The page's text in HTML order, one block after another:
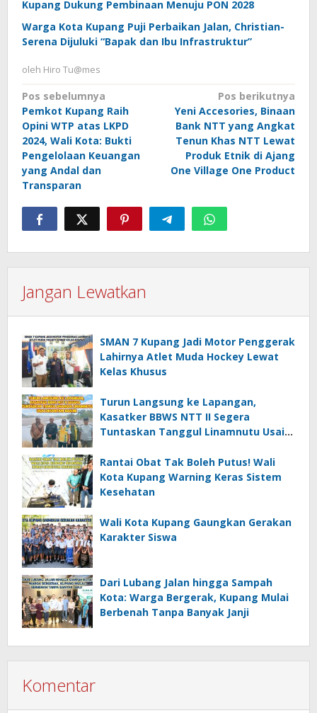
Kupang Dukung Pembinaan Menuju PON 2028
Warga Kota Kupang Puji Perbaikan Jalan, Christian-
Serena Dijuluki “Bapak dan Ibu Infrastruktur”
oleh Hiro Tu@mes
Navigasi
pos
Pos sebelumnya
Pemkot Kupang Raih
Opini WTP atas LKPD
2024, Wali Kota: Bukti
Pengelolaan Keuangan
yang Andal dan
Transparan
Pos berikutnya
Yeni Accesories, Binaan
Bank NTT yang Angkat
Tenun Khas NTT Lewat
Produk Etnik di Ajang
One Village One Product
Jangan Lewatkan
SMAN 7 Kupang Jadi Motor Penggerak
Lahirnya Atlet Muda Hockey Lewat
Kelas Khusus
Turun Langsung ke Lapangan,
Kasatker BBWS NTT II Segera
Tuntaskan Tanggul Linamnutu Usai
Rantai Obat Tak Boleh Putus! Wali
Kota Kupang Warning Keras Sistem
Kesehatan
Wali Kota Kupang Gaungkan Gerakan
Karakter Siswa
Dari Lubang Jalan hingga Sampah
Kota: Warga Bergerak, Kupang Mulai
Berbenah Tanpa Banyak Janji
Komentar